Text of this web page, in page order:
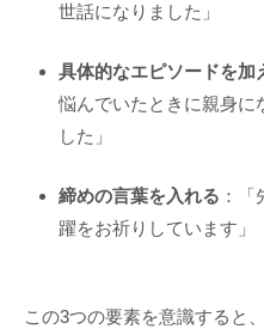
世話になりました」
具体的なエピソードを加
悩んでいたときに親身に
した」
締めの言葉を入れる ：
躍をお祈りしています」
この3つの要素を意識すると